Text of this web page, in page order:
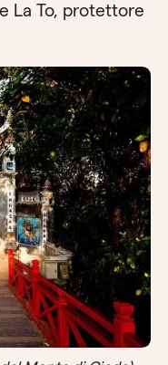
La To, protettore